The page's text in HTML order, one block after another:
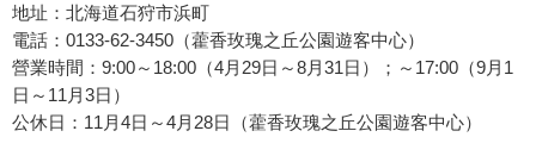
地址：北海道石狩市浜町
電話：0133-62-3450（藿香玫瑰之丘公園遊客中心）
營業時間：9:00～18:00（4月29日～8月31日）；～17:00（9月1
日～11月3日）
公休日：11月4日～4月28日（藿香玫瑰之丘公園遊客中心）